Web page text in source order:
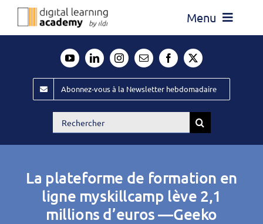
Passer
Menu
Évènements ILDI
Offres d’emploi
Publiez
Contact
Abonnez-vous à la Newsletter hebdomadaire
Rechercher:
La plateforme de formation en
ligne myskillcamp lève 2,1
millions d’euros —Geeko